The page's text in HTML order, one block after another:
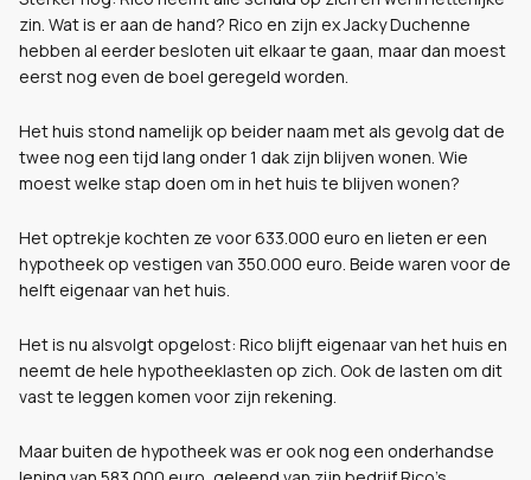
zin. Wat is er aan de hand? Rico en zijn ex Jacky Duchenne
hebben al eerder besloten uit elkaar te gaan, maar dan moest
eerst nog even de boel geregeld worden.
Het huis stond namelijk op beider naam met als gevolg dat de
twee nog een tijd lang onder 1 dak zijn blijven wonen. Wie
moest welke stap doen om in het huis te blijven wonen?
Het optrekje kochten ze voor 633.000 euro en lieten er een
hypotheek op vestigen van 350.000 euro. Beide waren voor de
helft eigenaar van het huis.
Het is nu alsvolgt opgelost: Rico blijft eigenaar van het huis en
neemt de hele hypotheeklasten op zich. Ook de lasten om dit
vast te leggen komen voor zijn rekening.
Maar buiten de hypotheek was er ook nog een onderhandse